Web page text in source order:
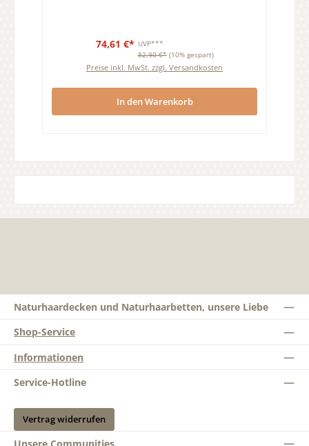
74,61 €* UVP***
82,90 €* (10% gespart)
Preise inkl. MwSt. zzgl. Versandkosten
In den Warenkorb
Naturhaardecken und Naturhaarbetten, unsere Liebe
Shop-Service
Informationen
Service-Hotline
Vertrag widerrufen
Unsere Communities